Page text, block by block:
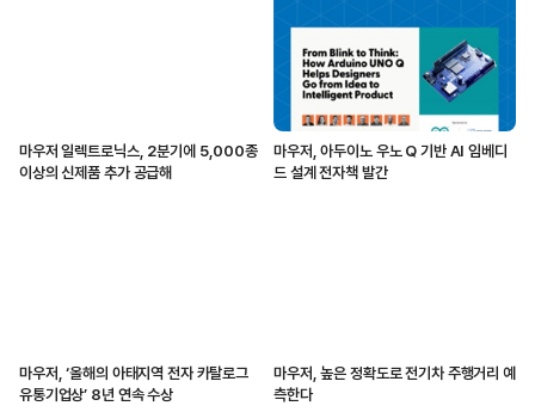
마우저 일렉트로닉스, 2분기에 5,000종
이상의 신제품 추가 공급해
마우저, 아두이노 우노 Q 기반 AI 임베디
드 설계 전자책 발간
마우저, ‘올해의 아태지역 전자 카탈로그
유통기업상’ 8년 연속 수상
마우저, 높은 정확도로 전기차 주행거리 예
측한다